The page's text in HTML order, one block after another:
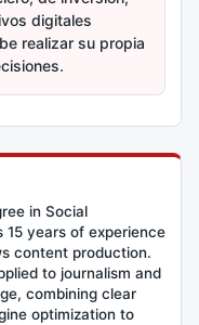
digitales
realizar su propia
in Social
15 years of experience
content production.
to journalism and
combining clear
optimization to